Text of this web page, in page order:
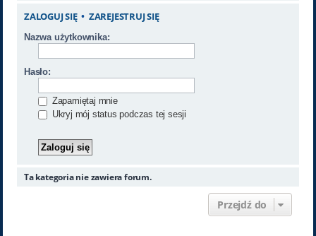
ZALOGUJ SIĘ• ZAREJESTRUJ SIĘ
Nazwa użytkownika:
Hasło:
Zapamiętaj mnie
Ukryj mój status podczas tej sesji
Ta kategoria nie zawiera forum.
Przejdź do